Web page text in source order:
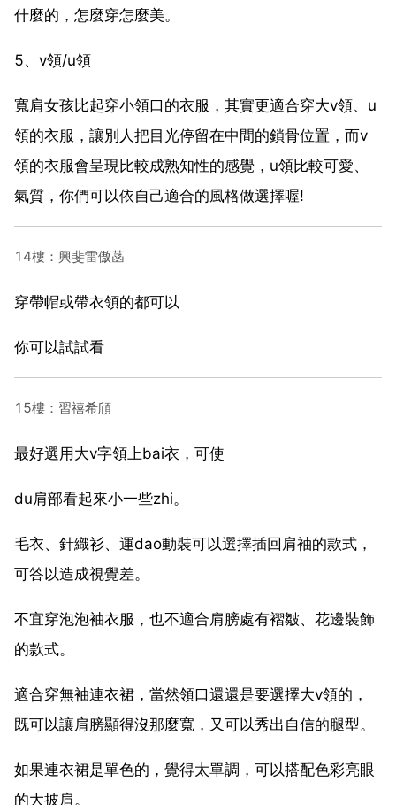
什麼的，怎麼穿怎麼美。
5、v領/u領
寬肩女孩比起穿小領口的衣服，其實更適合穿大v領、u
領的衣服，讓別人把目光停留在中間的鎖骨位置，而v
領的衣服會呈現比較成熟知性的感覺，u領比較可愛、
氣質，你們可以依自己適合的風格做選擇喔!
14樓：興斐雷傲菡
穿帶帽或帶衣領的都可以
你可以試試看
15樓：習禧希頎
最好選用大v字領上bai衣，可使
du肩部看起來小一些zhi。
毛衣、針織衫、運dao動裝可以選擇插回肩袖的款式，
可答以造成視覺差。
不宜穿泡泡袖衣服，也不適合肩膀處有褶皺、花邊裝飾
的款式。
適合穿無袖連衣裙，當然領口還還是要選擇大v領的，
既可以讓肩膀顯得沒那麼寬，又可以秀出自信的腿型。
如果連衣裙是單色的，覺得太單調，可以搭配色彩亮眼
的大披肩。